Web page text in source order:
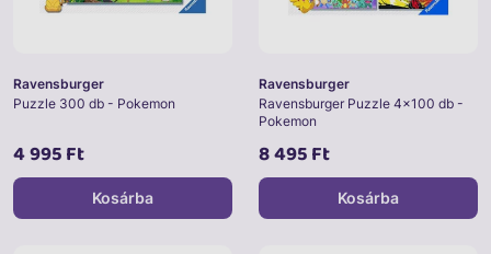
Ravensburger
Puzzle 300 db - Pokemon
4 995 Ft
Kosárba
Ravensburger
Ravensburger Puzzle 4x100 db -
Pokemon
8 495 Ft
Kosárba